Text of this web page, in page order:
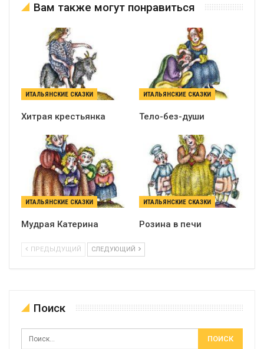
Вам также могут понравиться
ИТАЛЬЯНСКИЕ СКАЗКИ
Хитрая крестьянка
ИТАЛЬЯНСКИЕ СКАЗКИ
Тело-без-души
ИТАЛЬЯНСКИЕ СКАЗКИ
Мудрая Катерина
ИТАЛЬЯНСКИЕ СКАЗКИ
Розина в печи
ПРЕДЫДУЩИЙ СЛЕДУЮЩИЙ
Поиск